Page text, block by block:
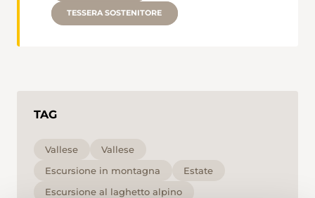
TESSERA SOSTENITORE
TAG
Vallese
Vallese
Escursione in montagna
Estate
Escursione al laghetto alpino